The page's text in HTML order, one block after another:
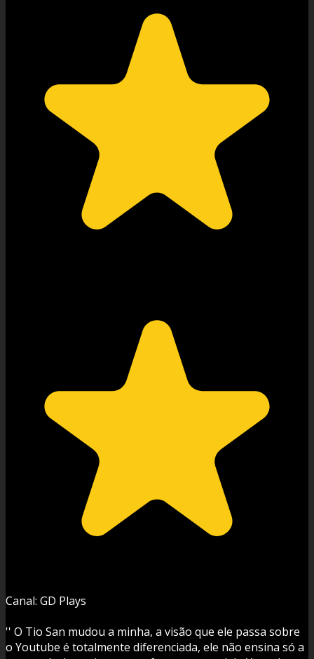
Canal: GD Plays
'' O Tio San mudou a minha, a visão que ele passa sobre
o Youtube é totalmente diferenciada, ele não ensina só a